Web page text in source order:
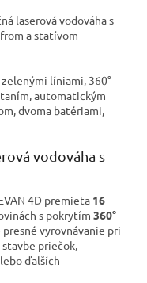
laserová vodováha s
a statívom
zelenými líniami, 360°
automatickým
dvoma batériami,
vodováha s
4D premieta 16
s pokrytím 360°
presné vyrovnávanie pri
priečok,
ďalších